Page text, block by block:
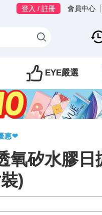
登入 / 註冊 會員中心
EYE嚴選
惠❤
氧矽水膠日
)